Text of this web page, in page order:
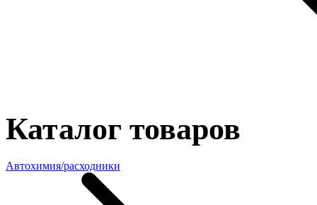
Каталог товаров
Автохимия/расходники